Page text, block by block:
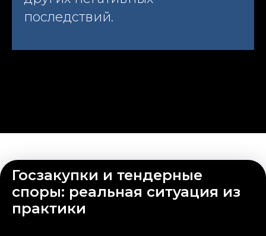
последствий.
Госзакупки и тендерные
споры: реальная ситуация из
практики